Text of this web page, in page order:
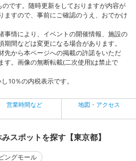
です。随時更新をしておりますが内容が
ますので、事前にご確認のうえ、おでかけ
事情により、イベントの開催情報、施設の
間などは変更になる場合があります。
先から本ページへの掲載の許諾をいただ
す。画像の無断転載(二次使用)は禁止で
10％の内税表示です。
営業時間など 地図・アクセス
スポットを探す【東京都】
ングモール